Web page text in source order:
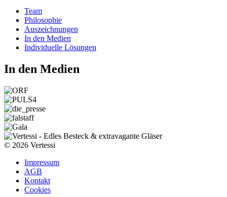
Team
Philosophie
Auszeichnungen
In den Medien
Individuelle Lösungen
In den Medien
© 2026 Vertessi
Impressum
AGB
Kontakt
Cookies